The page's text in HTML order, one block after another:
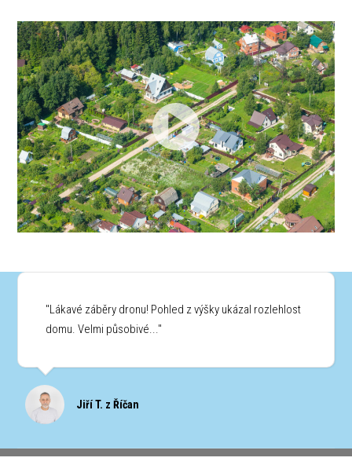
"Lákavé záběry dronu! Pohled z výšky ukázal rozlehlost
domu. Velmi působivé..."
Jiří T. z Říčan